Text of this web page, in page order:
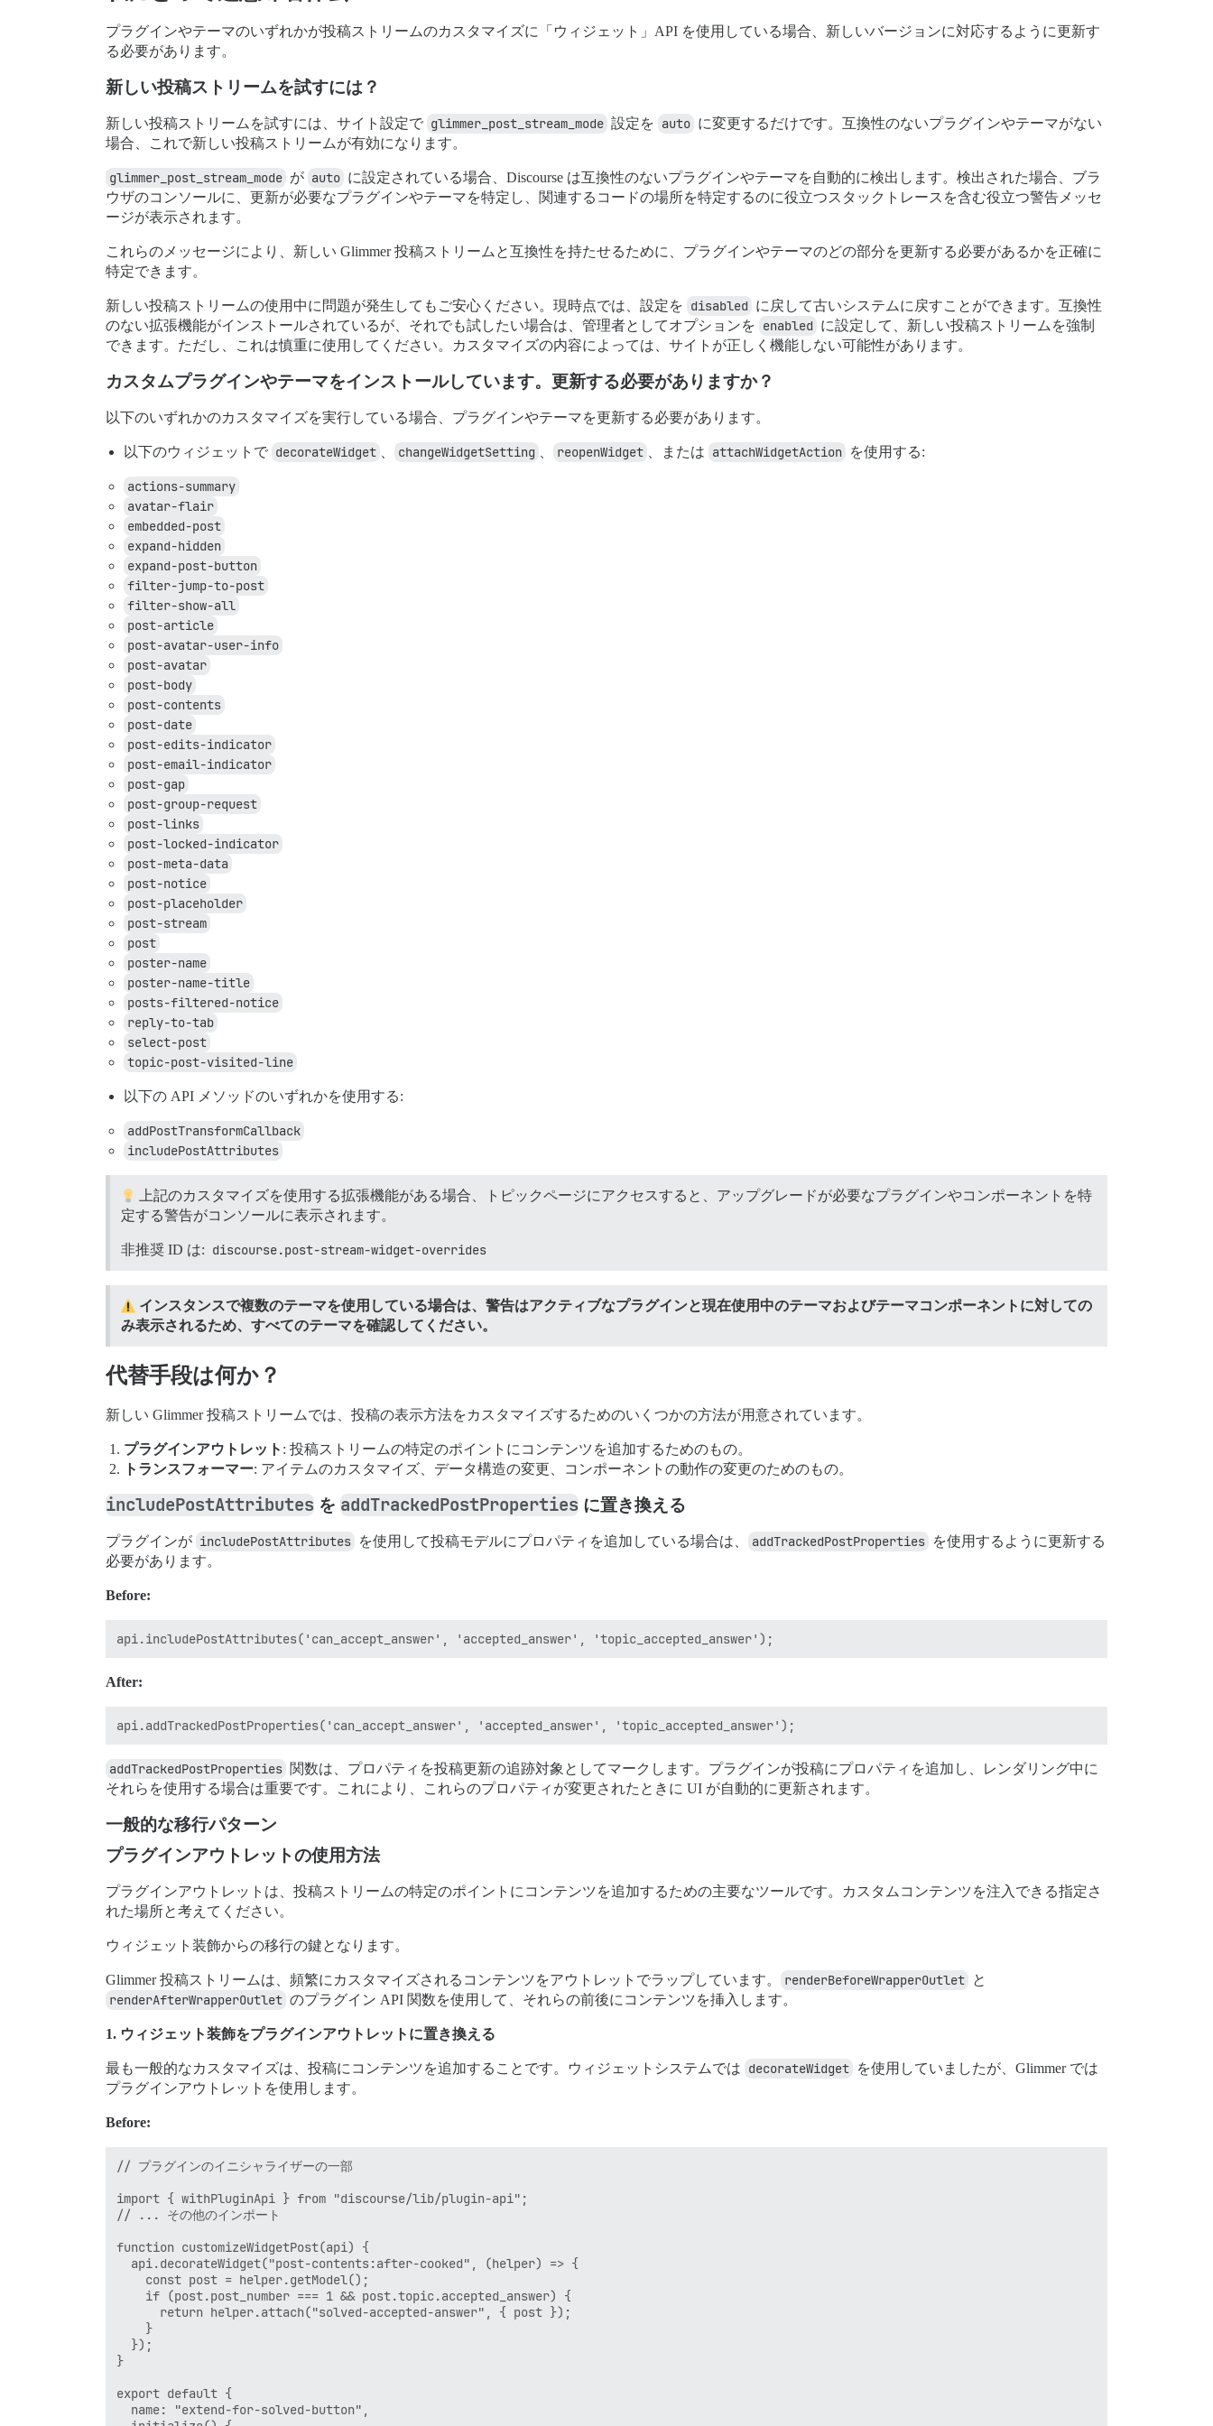
プラグインやテーマのいずれかが投稿ストリームのカスタマイズに「ウィジェット」API を使用している場合、新しいバージョンに対応するように更新す
る必要があります。
新しい投稿ストリームを試すには？
新しい投稿ストリームを試すには、サイト設定で glimmer_post_stream_mode 設定を auto に変更するだけです。互換性のないプラグインやテーマがない
場合、これで新しい投稿ストリームが有効になります。
glimmer_post_stream_mode が auto に設定されている場合、Discourse は互換性のないプラグインやテーマを自動的に検出します。検出された場合、ブラ
ウザのコンソールに、更新が必要なプラグインやテーマを特定し、関連するコードの場所を特定するのに役立つスタックトレースを含む役立つ警告メッセ
ージが表示されます。
これらのメッセージにより、新しい Glimmer 投稿ストリームと互換性を持たせるために、プラグインやテーマのどの部分を更新する必要があるかを正確に
特定できます。
新しい投稿ストリームの使用中に問題が発生してもご安心ください。現時点では、設定を disabled に戻して古いシステムに戻すことができます。互換性
のない拡張機能がインストールされているが、それでも試したい場合は、管理者としてオプションを enabled に設定して、新しい投稿ストリームを強制
できます。ただし、これは慎重に使用してください。カスタマイズの内容によっては、サイトが正しく機能しない可能性があります。
カスタムプラグインやテーマをインストールしています。更新する必要がありますか？
以下のいずれかのカスタマイズを実行している場合、プラグインやテーマを更新する必要があります。
以下のウィジェットで decorateWidget changeWidgetSetting reopenWidget 、または attachWidgetAction を使用する:
actions-summary
avatar-flair
embedded-post
expand-hidden
expand-post-button
filter-jump-to-post
filter-show-all
post-article
post-avatar-user-info
post-avatar
post-body
post-contents
post-date
post-edits-indicator
post-email-indicator
post-gap
post-group-request
post-links
post-locked-indicator
post-meta-data
post-notice
post-placeholder
post-stream
post
poster-name
poster-name-title
posts-filtered-notice
reply-to-tab
select-post
topic-post-visited-line
以下の API メソッドのいずれかを使用する:
addPostTransformCallback
includePostAttributes
上記のカスタマイズを使用する拡張機能がある場合、トピックページにアクセスすると、アップグレードが必要なプラグインやコンポーネントを特
定する警告がコンソールに表示されます。
非推奨 ID は: discourse.post-stream-widget-overrides
インスタンスで複数のテーマを使用している場合は、警告はアクティブなプラグインと現在使用中のテーマおよびテーマコンポーネントに対しての
み表示されるため、すべてのテーマを確認してください。
代替手段は何か？
新しい Glimmer 投稿ストリームでは、投稿の表示方法をカスタマイズするためのいくつかの方法が用意されています。
プラグインアウトレット : 投稿ストリームの特定のポイントにコンテンツを追加するためのもの。
トランスフォーマー: アイテムのカスタマイズ、データ構造の変更、コンポーネントの動作の変更のためのもの。
includePostAttributes を addTrackedPostProperties に置き換える
プラグインが includePostAttributes を使用して投稿モデルにプロパティを追加している場合は、 addTrackedPostProperties を使用するように更新する
必要があります。
Before:
After:
addTrackedPostProperties 関数は、プロパティを投稿更新の追跡対象としてマークします。プラグインが投稿にプロパティを追加し、レンダリング中に
それらを使用する場合は重要です。これにより、これらのプロパティが変更されたときに UI が自動的に更新されます。
一般的な移行パターン
プラグインアウトレットの使用方法
プラグインアウトレットは、投稿ストリームの特定のポイントにコンテンツを追加するための主要なツールです。カスタムコンテンツを注入できる指定さ
れた場所と考えてください。
ウィジェット装飾からの移行の鍵となります。
Glimmer 投稿ストリームは、頻繁にカスタマイズされるコンテンツをアウトレットでラップしています。 renderBeforeWrapperOutlet と
renderAfterWrapperOutlet のプラグイン API 関数を使用して、それらの前後にコンテンツを挿入します。
1. ウィジェット装飾をプラグインアウトレットに置き換える
最も一般的なカスタマイズは、投稿にコンテンツを追加することです。ウィジェットシステムでは decorateWidget を使用していましたが、Glimmer では
プラグインアウトレットを使用します。
Before:
// プラグインのイニシャライザーの一部
import { withPluginApi } from "discourse/lib/plugin-api";
// ... その他のインポート
function customizeWidgetPost(api) {
  api.decorateWidget("post-contents:after-cooked", (helper) => {
    const post = helper.getModel();
    if (post.post_number === 1 && post.topic.accepted_answer) {
      return helper.attach("solved-accepted-answer", { post });
    }
  });
}
export default {
  name: "extend-for-solved-button",